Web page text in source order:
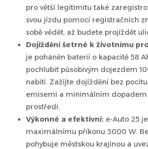
pro větší legitimitu také
svou jízdu pomocí registračních
sobě vědět, až budete projíždět
Dojíždění šetrné k životnímu
je poháněn baterií o kapacitě 58
pochlubit působivým dojezdem
nabití. Zažijte dojíždění bez
emisemi a minimálním dopadem
prostředí.
Výkonné a efektivní: e-Auto 25
maximálnímu příkonu 3000 W.
pohybuje městskou krajinou a